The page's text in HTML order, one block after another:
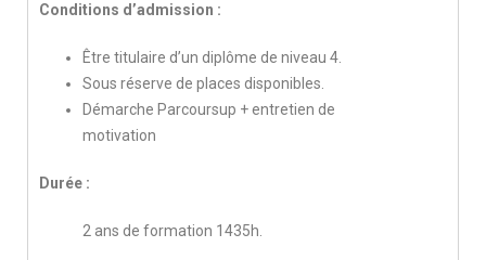
Conditions d’admission :
Être titulaire d’un diplôme de niveau 4.
Sous réserve de places disponibles.
Démarche Parcoursup + entretien de
motivation
Durée :
2 ans de formation 1435h.